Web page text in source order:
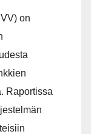
on
Raportissa